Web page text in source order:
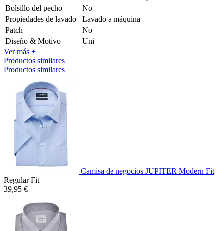
Bolsillo del pecho
No
Propiedades de lavado
Lavado a máquina
Patch
No
Diseño & Motivo
Uni
Ver más +
Productos similares
Productos similares
Camisa de negocios JUPITER Modern Fit
Regular Fit
39,95 €